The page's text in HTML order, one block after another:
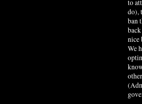
to
do),
ban
nice
We